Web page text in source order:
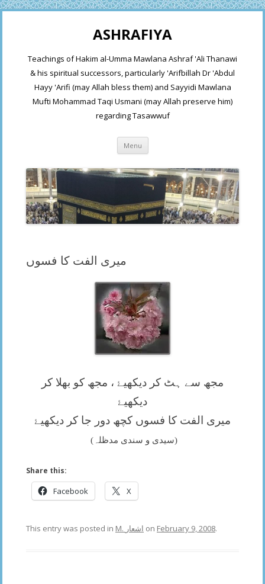
ASHRAFIYA
Teachings of Hakim al-Umma Mawlana Ashraf 'Ali Thanawi
& his spiritual successors, particularly 'Arifbillah Dr 'Abdul
Hayy 'Arifi (may Allah bless them) and Sayyidi Mawlana
Mufti Mohammad Taqi Usmani (may Allah preserve him)
regarding Tasawwuf
Menu Skip
content
میری الفت کا فسوں
مجھ سے ہٹ کر دیکھیۓ ، مجھ کو بھلا کر
دیکھیۓ
میری الفت کا فسوں کچھ دور جا کر دیکھیۓ
(سیدی و سندی مدظلہ)
Share this:
Facebook X
This entry was posted in M. اشعار on February 9, 2008.